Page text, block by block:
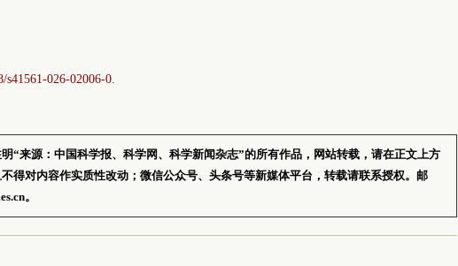
s41561-026-02006-0.
“来源：中国科学报、科学网、科学新闻杂志”的所有作品，网站转载，请在正文上方
得对内容作实质性改动；微信公众号、头条号等新媒体平台，转载请联系授权。邮
。